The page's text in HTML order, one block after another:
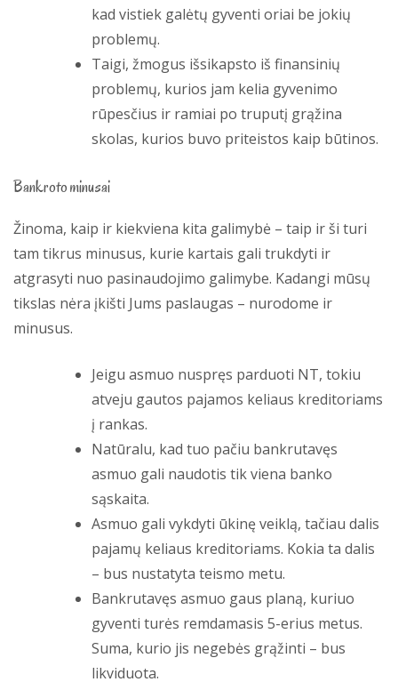
kad vistiek galėtų gyventi oriai be jokių
problemų.
Taigi, žmogus išsikapsto iš finansinių
problemų, kurios jam kelia gyvenimo
rūpesčius ir ramiai po truputį grąžina
skolas, kurios buvo priteistos kaip būtinos.
Bankroto minusai
Žinoma, kaip ir kiekviena kita galimybė – taip ir ši turi
tam tikrus minusus, kurie kartais gali trukdyti ir
atgrasyti nuo pasinaudojimo galimybe. Kadangi mūsų
tikslas nėra įkišti Jums paslaugas – nurodome ir
minusus.
Jeigu asmuo nuspręs parduoti NT, tokiu
atveju gautos pajamos keliaus kreditoriams
į rankas.
Natūralu, kad tuo pačiu bankrutavęs
asmuo gali naudotis tik viena banko
sąskaita.
Asmuo gali vykdyti ūkinę veiklą, tačiau dalis
pajamų keliaus kreditoriams. Kokia ta dalis
– bus nustatyta teismo metu.
Bankrutavęs asmuo gaus planą, kuriuo
gyventi turės remdamasis 5-erius metus.
Suma, kurio jis negebės grąžinti – bus
likviduota.